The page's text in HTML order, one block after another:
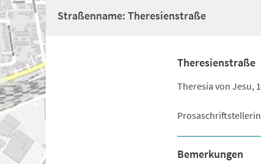
Straßenname: Theresienstraße
Theresienstraße
Theresia von Jesu,
Bemerkungen